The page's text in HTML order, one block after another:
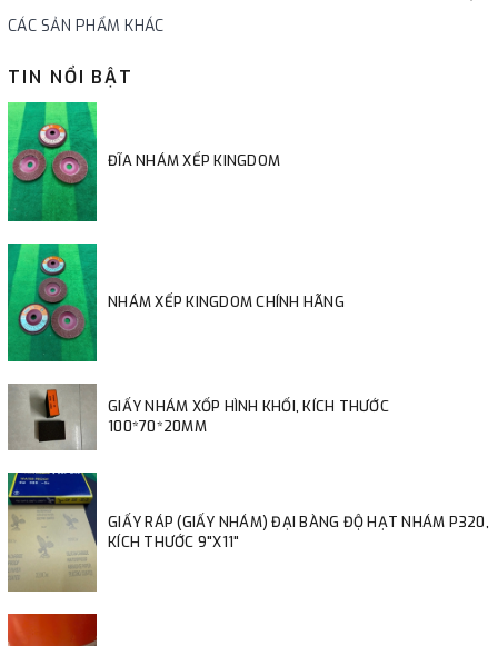
CÁC SẢN PHẨM KHÁC
TIN NỔI BẬT
ĐĨA NHÁM XẾP KINGDOM
NHÁM XẾP KINGDOM CHÍNH HÃNG
GIẤY NHÁM XỐP HÌNH KHỐI, KÍCH THƯỚC
100*70*20MM
GIẤY RÁP (GIẤY NHÁM) ĐẠI BÀNG ĐỘ HẠT NHÁM P320,
KÍCH THƯỚC 9"X11"